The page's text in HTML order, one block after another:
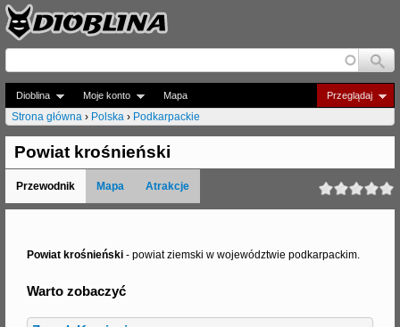
Jump to navigation
Dioblina Moje konto Przeglądaj
Mapa
J
e
s
Strona główna › Polska › Podkarpackie
Powiat krośnieński
Przewodnik Mapa Atrakcje
Powiat krośnieński - powiat ziemski w województwie podkarpackim.
Warto zobaczyć